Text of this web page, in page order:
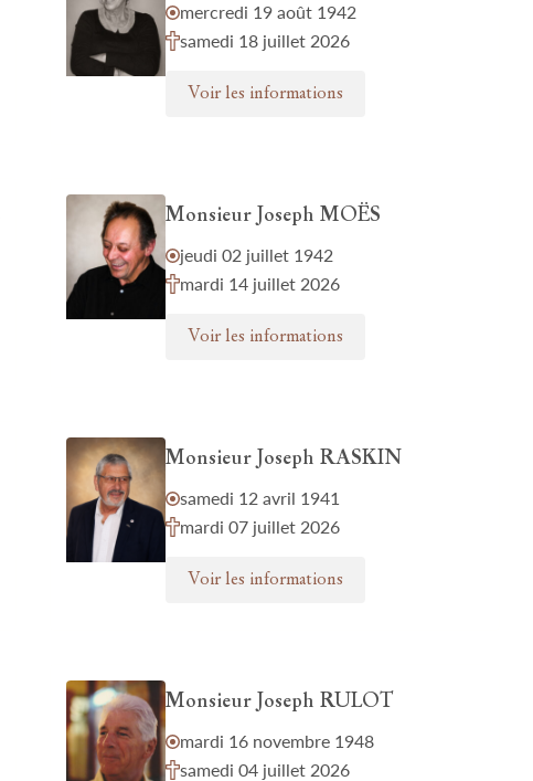
mercredi 19 août 1942
samedi 18 juillet 2026
Voir les informations
Monsieur Joseph MOËS
jeudi 02 juillet 1942
mardi 14 juillet 2026
Voir les informations
Monsieur Joseph RASKIN
samedi 12 avril 1941
mardi 07 juillet 2026
Voir les informations
Monsieur Joseph RULOT
mardi 16 novembre 1948
samedi 04 juillet 2026